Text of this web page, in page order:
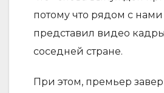
потому что рядом с
представил видео
соседней стране.
При этом, премьер